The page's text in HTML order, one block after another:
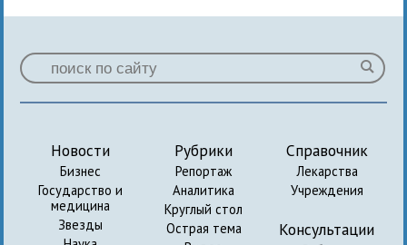
Новости
Бизнес
Государство и
медицина
Звезды
Рубрики
Репортаж
Аналитика
Круглый стол
Острая тема
Справочник
Лекарства
Учреждения
Консультации